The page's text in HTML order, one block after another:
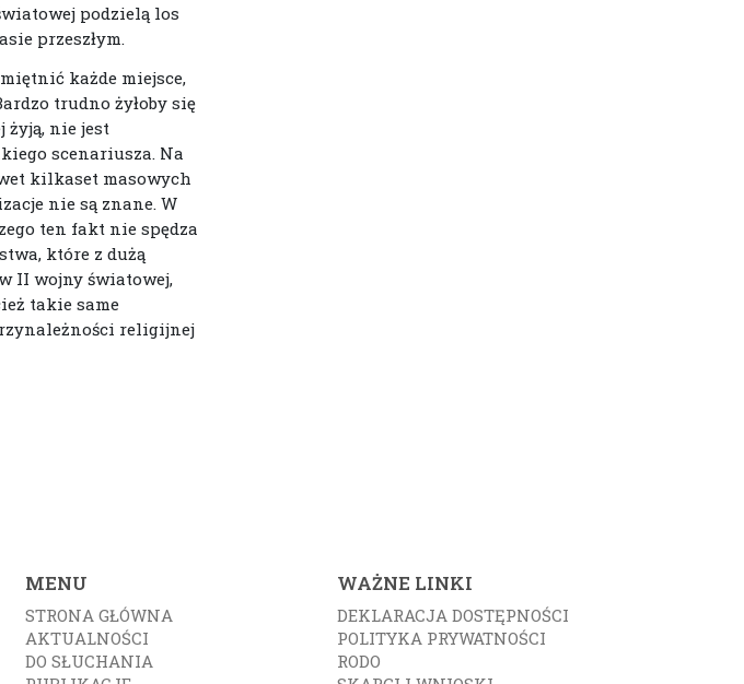
podzielą los
przeszłym.
każde miejsce,
trudno żyłoby się
żyją, nie jest
scenariusza. Na
kilkaset masowych
nie są znane. W
ten fakt nie spędza
które z dużą
II wojny światowej,
takie same
religijnej
MENU
STRONA GŁÓWNA
AKTUALNOŚCI
DO SŁUCHANIA
WAŻNE LINKI
DEKLARACJA DOSTĘPNOŚCI
POLITYKA PRYWATNOŚCI
RODO